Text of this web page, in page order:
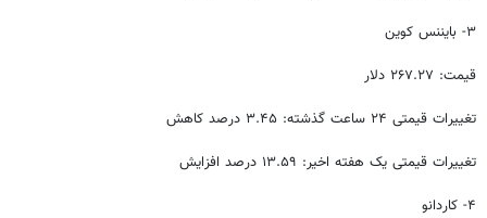
۳- بایننس کوین
قیمت: ۲۶۷.۲۷ دلار
تغییرات قیمتی ۲۴ ساعت گذشته: ۳.۴۵ درصد کاهش
تغییرات قیمتی یک هفته اخیر: ۱۳.۵۹ درصد افزایش
۴- کاردانو